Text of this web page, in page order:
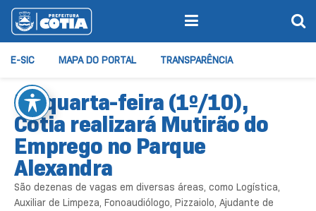
E-SIC MAPA DO PORTAL TRANSPARÊNCIA
Na quarta-feira (1º/10),
Cotia realizará Mutirão do
Emprego no Parque
Alexandra
São dezenas de vagas em diversas áreas, como Logística,
Auxiliar de Limpeza, Fonoaudiólogo, Pizzaiolo, Ajudante de